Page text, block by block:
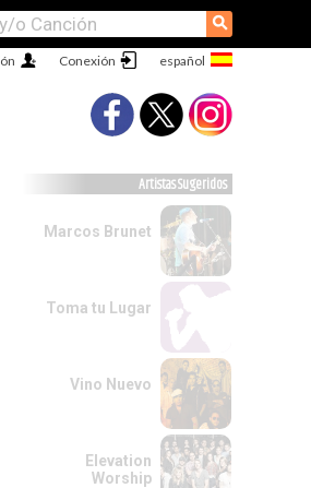
⚲
Conexión
Artistas Sugeridos
Marcos Brunet
Toma tu Lugar
Vino Nuevo
Elevation
Worship